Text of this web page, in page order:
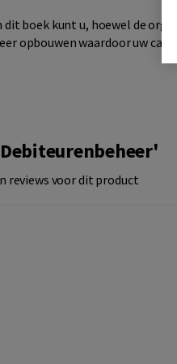
dit boek kunt u, hoewel de
opbouwen waardoor uw
reviews voor dit product